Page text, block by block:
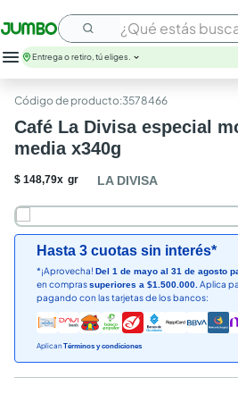
¿Qué estás buscando?
Entrega o retiro, tú eliges.
:3578466
Café La Divisa especial
media x340g
$ 148,79x gr LA DIVISA
Hasta 3 cuotas sin interés*
*¡Aprovecha! Del 1 de mayo al 31 de agosto
en comprassuperiores a $1.500.000. Aplica
pagando con las tarjetas de los bancos:
Aplican Términos y condiciones